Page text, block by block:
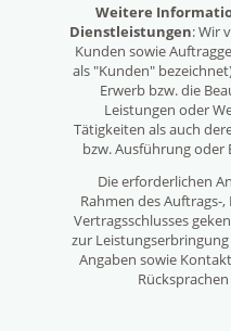
Weitere
Dienstleistungen: Wir
Kunden sowie
als "Kunden"
Erwerb bzw. die
Leistungen oder
Tätigkeiten als auch
bzw. Ausführung oder
Die erforderlichen
Rahmen des Auftrags-
Vertragsschlusses
zur
Angaben sowie